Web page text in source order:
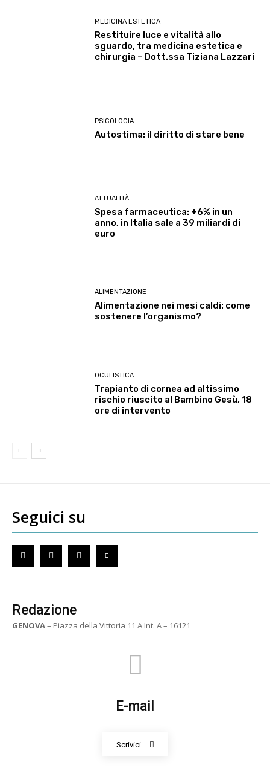
MEDICINA ESTETICA
Restituire luce e vitalità allo
sguardo, tra medicina estetica e
chirurgia – Dott.ssa Tiziana Lazzari
PSICOLOGIA
Autostima: il diritto di stare bene
ATTUALITÀ
Spesa farmaceutica: +6% in un
anno, in Italia sale a 39 miliardi di
euro
ALIMENTAZIONE
Alimentazione nei mesi caldi: come
sostenere l’organismo?
OCULISTICA
Trapianto di cornea ad altissimo
rischio riuscito al Bambino Gesù, 18
ore di intervento
Seguici su
Redazione
GENOVA– Piazza della Vittoria 11 A Int. A – 16121
E-mail
Scrivici